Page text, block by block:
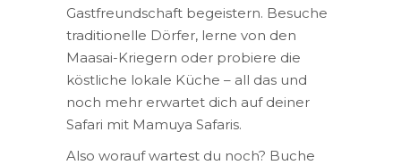
Gastfreundschaft begeistern. Besuche
traditionelle Dörfer, lerne von den
Maasai-Kriegern oder probiere die
köstliche lokale Küche – all das und
noch mehr erwartet dich auf deiner
Safari mit Mamuya Safaris.
Also worauf wartest du noch? Buche